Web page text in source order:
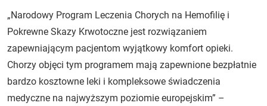
„Narodowy Program Leczenia Chorych na Hemofilię i
Pokrewne Skazy Krwotoczne jest rozwiązaniem
zapewniającym pacjentom wyjątkowy komfort opieki.
Chorzy objęci tym programem mają zapewnione bezpłatnie
bardzo kosztowne leki i kompleksowe świadczenia
medyczne na najwyższym poziomie europejskim” –